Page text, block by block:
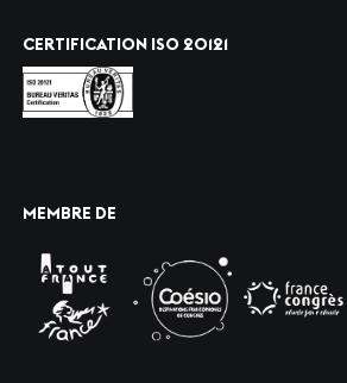
CERTIFICATION ISO 20121
MEMBRE DE